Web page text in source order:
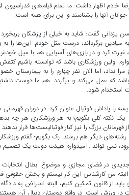
خادم اظهار داشت: ما تمام فیلم‌های
آنها را بشناسند و این برای همه است.
میادین برگرداند، درست مثل خودم. این‌ها را
کرد و در بازی‌های آسیایی هم با میل
اولین ورزشکاری باشد که توانسته باشیم
استخدام شود.
با پاداش فوتبال عنوان کرد: در دوران
یک نکته کلی بگویم؛ به هر ورزشکاری
بزرگ را نیز کنار فوتبالیست‌ها قرار
دیگر هم برسند. رک بگویم؛ گفتم
نمی تواند . امیدوارم هیئت دولت یک تصمیم
در فضای مجازی و موضوع ابطال
من کارشناس این کار نیستم و بخش حقوقی
از قانون تمکین کنیم، البته اعتراض به
ورزش است. در واقع دوستان دنبال آن هستند